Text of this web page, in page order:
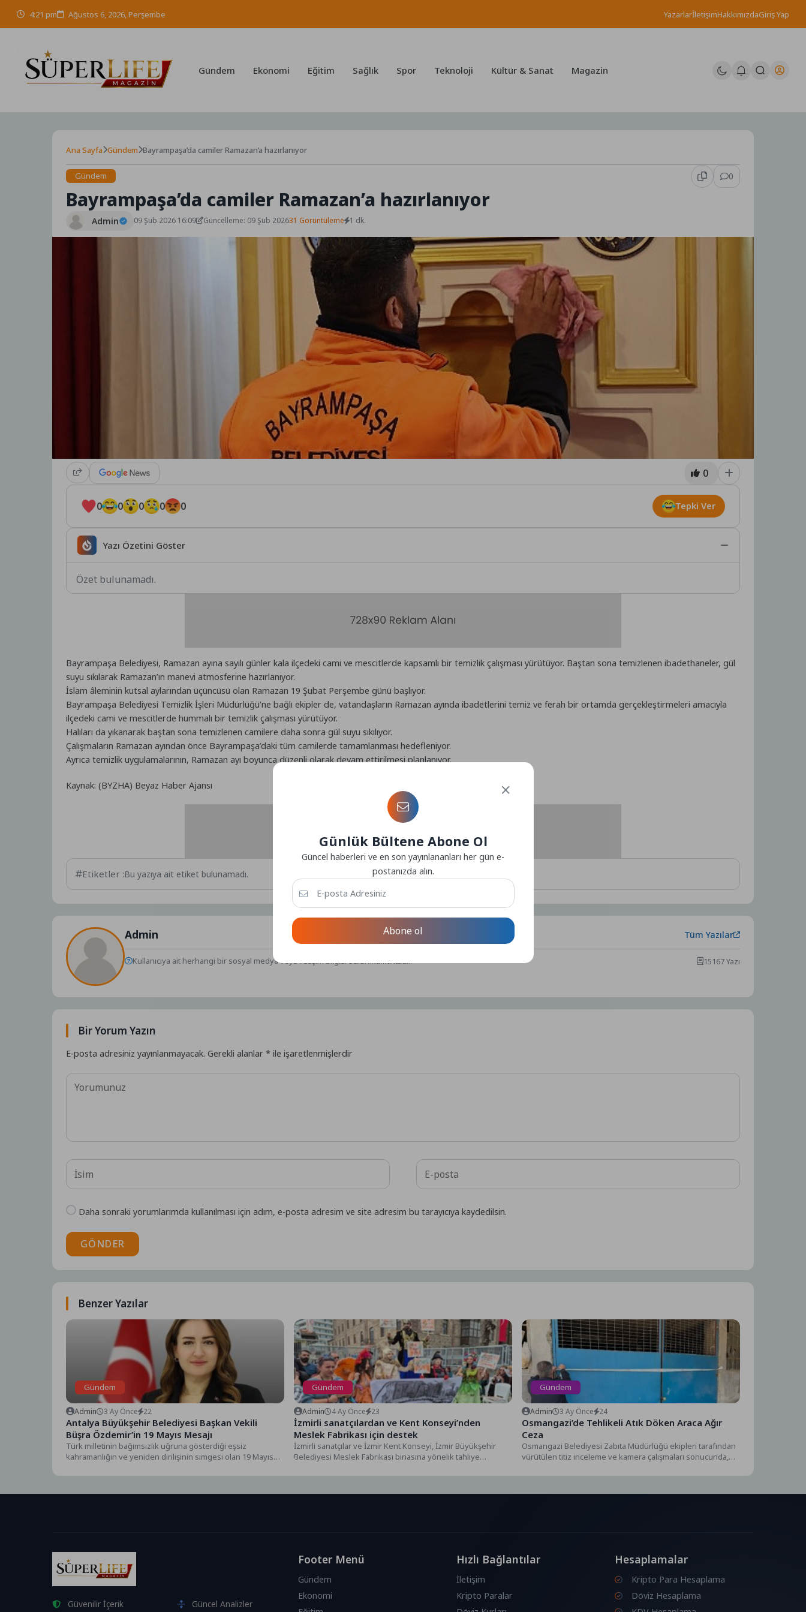
content
4:21 pm Ağustos 6, 2026, Perşembe YazarlarİletişimHakkımızdaGiriş Yap
Gündem Ekonomi Eğitim Sağlık Spor Teknoloji Kültür & Sanat Magazin
Ana Sayfa Gündem Bayrampaşa’da camiler Ramazan’a hazırlanıyor
Gündem 0
Bayrampaşa’da camiler Ramazan’a hazırlanıyor
Admin 09 Şub 2026 16:09 Güncelleme: 09 Şub 202631 Görüntüleme 1 dk.
0
0 0 0 0 0 Tepki Ver
Yazı Özetini Göster
Özet bulunamadı.
Bayrampaşa Belediyesi, Ramazan ayına sayılı günler kala ilçedeki cami ve mescitlerde kapsamlı bir temizlik çalışması yürütüyor. Baştan sona temizlenen ibadethaneler, gül
suyu sıkılarak Ramazan’ın manevi atmosferine hazırlanıyor.
İslam âleminin kutsal aylarından üçüncüsü olan Ramazan 19 Şubat Perşembe günü başlıyor.
Bayrampaşa Belediyesi Temizlik İşleri Müdürlüğü’ne bağlı ekipler de, vatandaşların Ramazan ayında ibadetlerini temiz ve ferah bir ortamda gerçekleştirmeleri amacıyla
ilçedeki cami ve mescitlerde hummalı bir temizlik çalışması yürütüyor.
Halıları da yıkanarak baştan sona temizlenen camilere daha sonra gül suyu sıkılıyor.
Çalışmaların Ramazan ayından önce Bayrampaşa’daki tüm camilerde tamamlanması hedefleniyor.
Ayrıca temizlik uygulamalarının, Ramazan ayı boyunca düzenli olarak devam ettirilmesi planlanıyor.
Kaynak: (BYZHA) Beyaz Haber Ajansı
Etiketler :Bu yazıya ait etiket bulunamadı.
Admin Tüm Yazılar
Kullanıcıya ait herhangi bir sosyal medya veya iletişim bilgisi bulunmamaktadır. 15167 Yazı
Bir Yorum Yazın
E-posta adresiniz yayınlanmayacak. Gerekli alanlar* ile işaretlenmişlerdir
Daha sonraki yorumlarımda kullanılması için adım, e-posta adresim ve site adresim bu tarayıcıya kaydedilsin.
GÖNDER
Benzer Yazılar
Gündem
Admin 3 Ay Önce 22
Antalya Büyükşehir Belediyesi Başkan Vekili
Büşra Özdemir’in 19 Mayıs Mesajı
Türk milletinin bağımsızlık uğruna gösterdiği eşsiz
kahramanlığın ve yeniden dirilişinin simgesi olan 19 Mayıs
Gündem
Admin 4 Ay Önce 23
İzmirli sanatçılardan ve Kent Konseyi’nden
Meslek Fabrikası için destek
İzmirli sanatçılar ve İzmir Kent Konseyi, İzmir Büyükşehir
Belediyesi Meslek Fabrikası binasına yönelik tahliye
Gündem
Admin 3 Ay Önce 24
Osmangazi’de Tehlikeli Atık Döken Araca Ağır
Ceza
Osmangazi Belediyesi Zabıta Müdürlüğü ekipleri tarafından
yürütülen titiz inceleme ve kamera çalışmaları sonucunda,
Güvenilir İçerik Güncel Analizler
Footer Menü
Gündem
Ekonomi
Hızlı Bağlantılar
İletişim
Kripto Paralar
Hesaplamalar
Kripto Para Hesaplama
Döviz Hesaplama
Günlük Bültene Abone Ol
Güncel haberleri ve en son yayınlananları her gün e-
postanızda alın.
Abone ol